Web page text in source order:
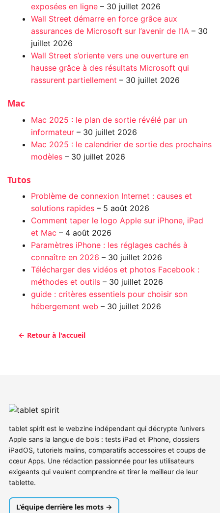
exposées en ligne– 30 juillet 2026
Wall Street démarre en force grâce aux
assurances de Microsoft sur l’avenir de l’IA– 30
juillet 2026
Wall Street s’oriente vers une ouverture en
hausse grâce à des résultats Microsoft qui
rassurent partiellement – 30 juillet 2026
Mac
Mac 2025 : le plan de sortie révélé par un
informateur– 30 juillet 2026
Mac 2025 : le calendrier de sortie des prochains
modèles– 30 juillet 2026
Tutos
Problème de connexion Internet : causes et
solutions rapides– 5 août 2026
Comment taper le logo Apple sur iPhone, iPad
et Mac – 4 août 2026
Paramètres iPhone : les réglages cachés à
connaître en 2026 – 30 juillet 2026
Télécharger des vidéos et photos Facebook :
méthodes et outils– 30 juillet 2026
guide : critères essentiels pour choisir son
hébergement web – 30 juillet 2026
← Retour à l'accueil
tablet spirit est le webzine indépendant qui décrypte l’univers
Apple sans la langue de bois : tests iPad et iPhone, dossiers
iPadOS, tutoriels malins, comparatifs accessoires et coups de
cœur Apps. Une rédaction passionnée pour les utilisateurs
exigeants qui veulent comprendre et tirer le meilleur de leur
tablette.
L’équipe derrière les mots →